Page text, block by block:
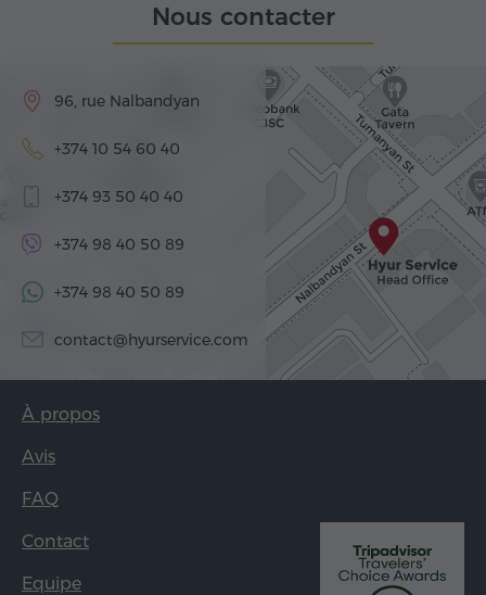
Nous contacter
96, rue Nalbandyan
+374 10 54 60 40
+374 93 50 40 40
+374 98 40 50 89
+374 98 40 50 89
contact@hyurservice.com
À propos
Avis
FAQ
Contact
Equipe